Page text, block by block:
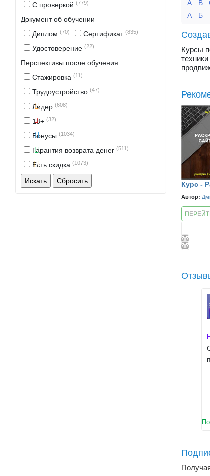
С проверкой (779)
Документ об обучении
Диплом (70) Сертификат (835)
Удостоверение (22)
Перспективы после обучения
Стажировка (11)
Трудоустройство (47)
Лидер (608)
18+ (32)
Бонусы (1034)
Гарантия возврата денег (511)
Есть скидка (1073)
A B
А
Б
Курсы
Курс -
Автор: